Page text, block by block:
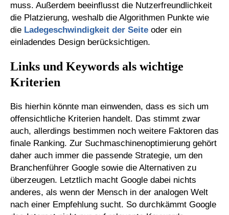
muss. Außerdem beeinflusst die Nutzerfreundlichkeit
die Platzierung, weshalb die Algorithmen Punkte wie
die Ladegeschwindigkeit der Seite oder ein
einladendes Design berücksichtigen.
Links und Keywords als wichtige
Kriterien
Bis hierhin könnte man einwenden, dass es sich um
offensichtliche Kriterien handelt. Das stimmt zwar
auch, allerdings bestimmen noch weitere Faktoren das
finale Ranking. Zur Suchmaschinenoptimierung gehört
daher auch immer die passende Strategie, um den
Branchenführer Google sowie die Alternativen zu
überzeugen. Letztlich macht Google dabei nichts
anderes, als wenn der Mensch in der analogen Welt
nach einer Empfehlung sucht. So durchkämmt Google